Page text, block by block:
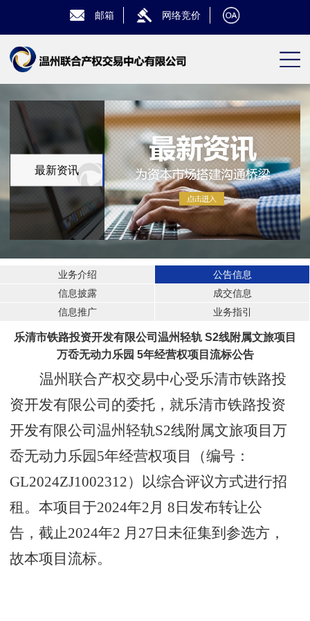
邮箱 网络竞价
最新资讯
业务介绍
公告信息
信息披露
成交信息
信息推广
业务指引
乐清市铁路投资开发有限公司温州轻轨 S2线附属文旅项目
万岙无动力乐园 5年经营权项目流标公告
温州联合产权交易中心受乐清市铁路投
资开发有限公司 的委托，就乐清市铁路投资
开发有限公司温州轻轨S2线附属文旅项目万
岙无动力乐园5年经营权项目
（编号：
GL2024ZJ1002312）以综合评议方式进行招
租。本项目于2024年2月 8 日发布转让公
告，截止2024年2 月 27 日未征集到参选方，
故本项目流标。